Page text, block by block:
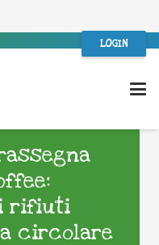
LOGIN
rifiuti
circolare